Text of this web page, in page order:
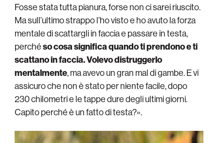
Fosse stata tutta pianura, forse non ci sarei riuscito.
Ma sull’ultimo strappo l’ho visto e ho avuto la forza
mentale di scattargli in faccia e passare in testa,
perchéso cosa significa quando ti prendono e ti
scattano in faccia. Volevo distruggerlo
mentalmente, ma avevo un gran mal di gambe. E vi
assicuro che non è stato per niente facile, dopo
230 chilometri e le tappe dure degli ultimi giorni.
Capito perché è un fatto di testa?».